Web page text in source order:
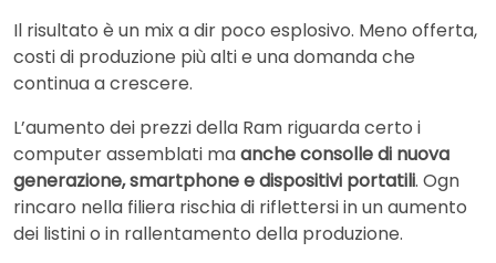
Il risultato è un mix a dir poco esplosivo. Meno offerta,
costi di produzione più alti e una domanda che
continua a crescere.
L’aumento dei prezzi della Ram riguarda certo i
computer assemblati maanche consolle di nuova
generazione, smartphone e dispositivi portatili. Ogn
rincaro nella filiera rischia di riflettersi in un aumento
dei listini o in rallentamento della produzione.